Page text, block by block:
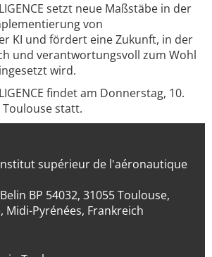
setzt neue Maßstäbe in der
von
KI und fördert eine Zukunft, in der
und verantwortungsvoll zum Wohl
wird.
findet am Donnerstag, 10.
statt.
Institut supérieur de l'aéronautique
BP 54032, 31055 Toulouse,
Midi-Pyrénées, Frankreich